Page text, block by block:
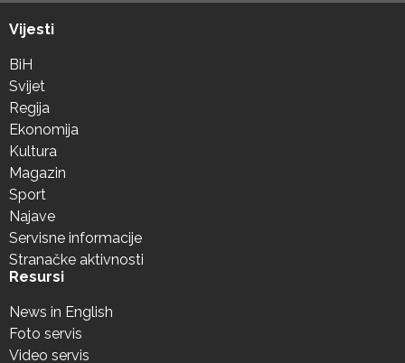
Vijesti
BiH
Svijet
Regija
Ekonomija
Kultura
Magazin
Sport
Najave
Servisne informacije
Stranačke aktivnosti
Resursi
News in English
Foto servis
Video servis